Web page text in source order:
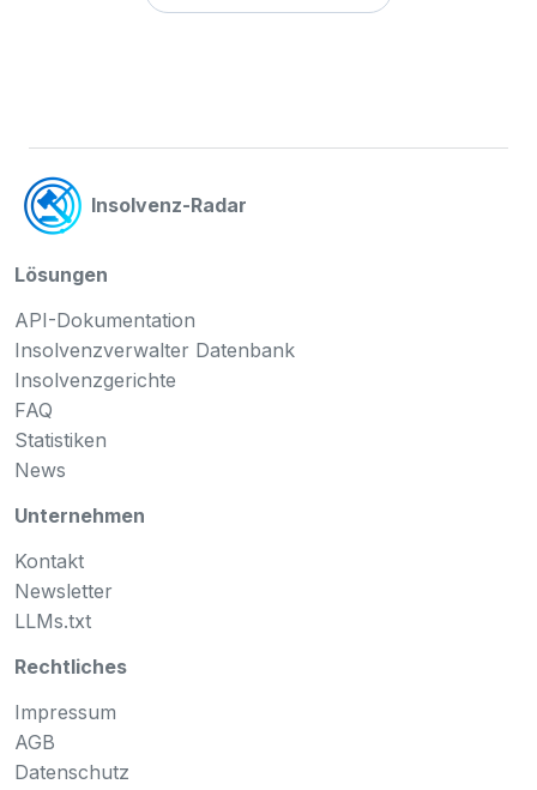
Insolvenz-Radar
Lösungen
API-Dokumentation
Insolvenzverwalter Datenbank
Insolvenzgerichte
FAQ
Statistiken
News
Unternehmen
Kontakt
Newsletter
LLMs.txt
Rechtliches
Impressum
AGB
Datenschutz